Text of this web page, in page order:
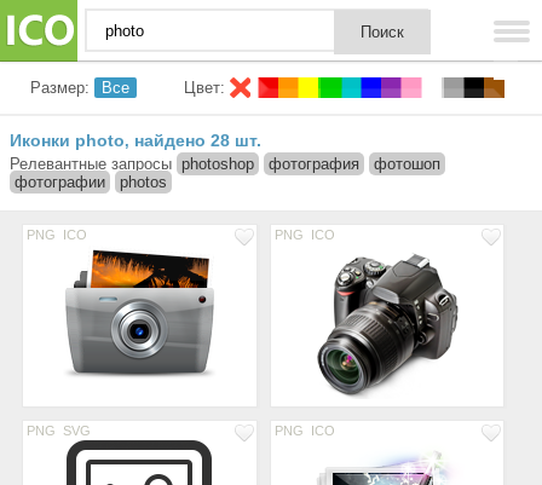
Размер: Все Цвет:
Иконки photo, найдено 28 шт.
Релевантные запросы photoshop фотография
фотошоп
фотографии
photos
PNG ICO PNG ICO
PNG SVG PNG ICO